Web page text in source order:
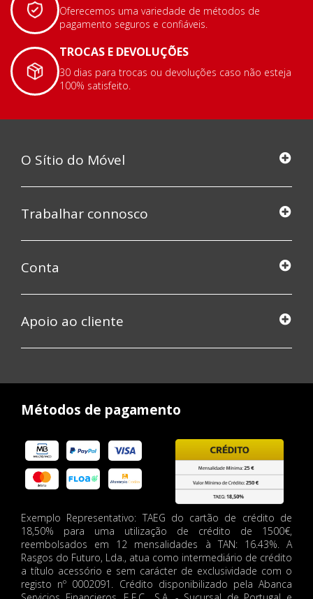
Oferecemos uma variedade de métodos de
pagamento seguros e confiáveis.
TROCAS E DEVOLUÇÕES
30 dias para trocas ou devoluções caso não esteja
100% satisfeito.
O Sítio do Móvel
Trabalhar connosco
Conta
Apoio ao cliente
Métodos de pagamento
Exemplo Representativo: TAEG do cartão de crédito de
18,50% para uma utilização de crédito de 1500€,
reembolsados em 12 mensalidades à TAN: 16.43%. A
Rasgos do Futuro, Lda., atua como intermediário de crédito
a título acessório e sem carácter de exclusividade com o
registo nº 0002091. Crédito disponibilizado pela Abanca